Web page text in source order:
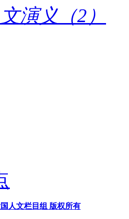
演义（2）
人文栏目组 版权所有